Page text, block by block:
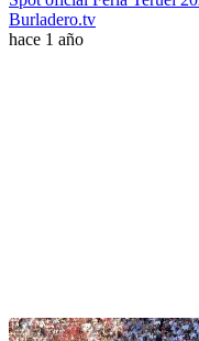
Burladero.tv
hace 1 año